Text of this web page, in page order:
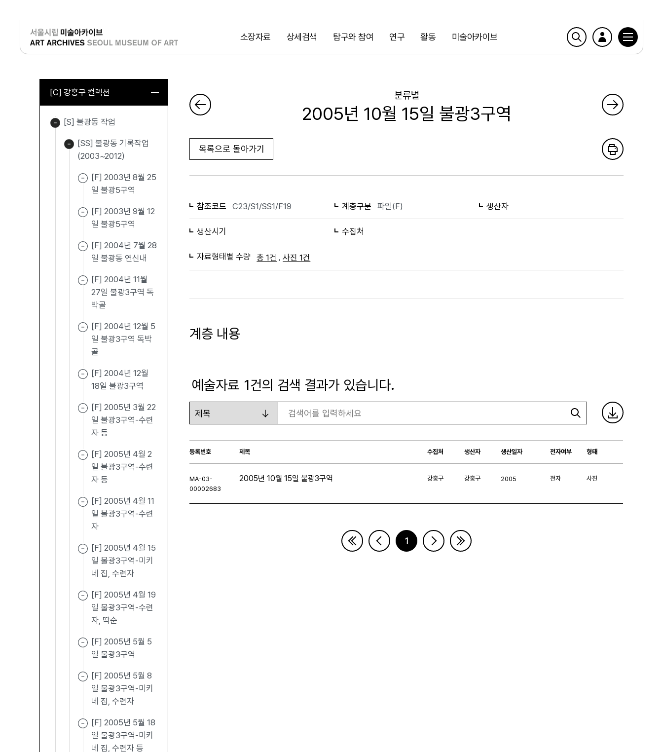
소장자료 상세검색 탐구와 참여 연구 활동 미술아카이브
검색
로그인
[C] 강홍구 컬렉션
[S] 불광동 작업
[SS] 불광동 기록작업
(2003~2012)
[F] 2003년 8월 25
일 불광5구역
[F] 2003년 9월 12
일 불광5구역
[F] 2004년 7월 28
일 불광동 연신내
[F] 2004년 11월
27일 불광3구역 독
박골
[F] 2004년 12월 5
일 불광3구역 독박
골
[F] 2004년 12월
18일 불광3구역
[F] 2005년 3월 22
일 불광3구역-수련
자 등
[F] 2005년 4월 2
일 불광3구역-수련
자 등
[F] 2005년 4월 11
일 불광3구역-수련
자
[F] 2005년 4월 15
일 불광3구역-미키
네 집, 수련자
[F] 2005년 4월 19
일 불광3구역-수련
자, 딱순
[F] 2005년 5월 5
일 불광3구역
[F] 2005년 5월 8
일 불광3구역-미키
네 집, 수련자
[F] 2005년 5월 18
일 불광3구역-미키
네 집, 수련자 등
분류별
2005년 10월 15일 불광3구역
목록으로 돌아가기
참조코드 C23/S1/SS1/F19 계층구분 파일(F) 생산자
생산시기 수집처
자료형태별 수량 총 1건 ,사진 1건
계층 내용
예술자료 1건의 검색 결과가 있습니다.
검색
등록번호 제목 수집처 생산자 생산일자 전자여부 형태
MA-03-
00002683
2005년 10월 15일 불광3구역 강홍구 강홍구 2005 전자 사진
이전페이지 1